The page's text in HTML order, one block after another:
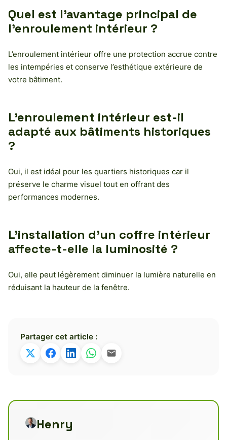
Quel est l’avantage principal de
l’enroulement intérieur ?
L’enroulement intérieur offre une protection accrue contre
les intempéries et conserve l’esthétique extérieure de
votre bâtiment.
L’enroulement intérieur est-il
adapté aux bâtiments historiques
?
Oui, il est idéal pour les quartiers historiques car il
préserve le charme visuel tout en offrant des
performances modernes.
L’installation d’un coffre intérieur
affecte-t-elle la luminosité ?
Oui, elle peut légèrement diminuer la lumière naturelle en
réduisant la hauteur de la fenêtre.
Partager cet article :
Henry